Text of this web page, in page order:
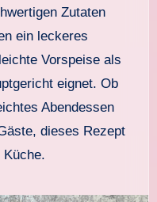
Zutaten
ein leckeres
Vorspeise als
eignet. Ob
Abendessen
dieses Rezept